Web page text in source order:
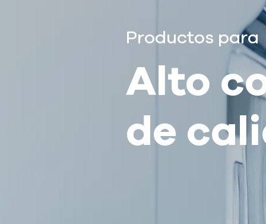
Productos para
Alto
de